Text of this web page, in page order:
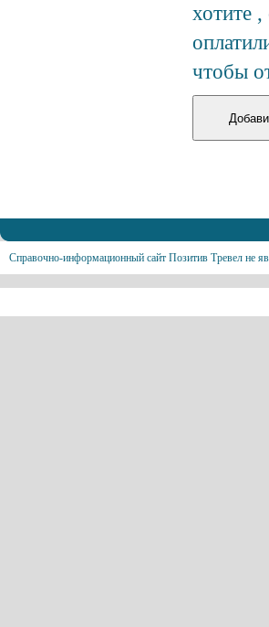
хотите
чтобы
Справочно-информационный сайт Позитив Тревел не